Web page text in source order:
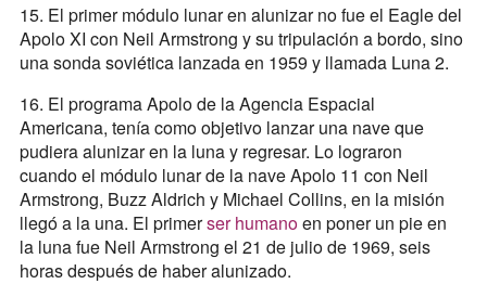
15. El primer módulo lunar en alunizar no fue el Eagle del
Apolo XI con Neil Armstrong y su tripulación a bordo, sino
una sonda soviética lanzada en 1959 y llamada Luna 2.
16. El programa Apolo de la Agencia Espacial
Americana, tenía como objetivo lanzar una nave que
pudiera alunizar en la luna y regresar. Lo lograron
cuando el módulo lunar de la nave Apolo 11 con Neil
Armstrong, Buzz Aldrich y Michael Collins, en la misión
llegó a la una. El primerser humanoen poner un pie en
la luna fue Neil Armstrong el 21 de julio de 1969, seis
horas después de haber alunizado.